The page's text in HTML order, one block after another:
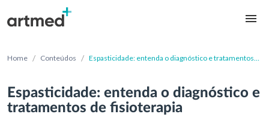
Home / Conteúdos / Espasticidade: entenda o diagnóstico e tratamentos
Espasticidade: entenda o diagnóstico e
tratamentos de fisioterapia